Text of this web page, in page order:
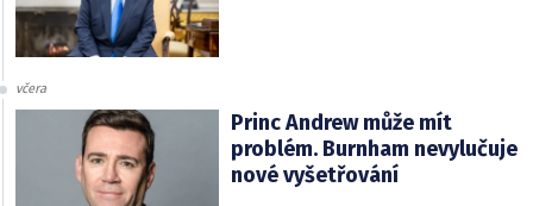
včera
Princ Andrew může mít
problém. Burnham nevylučuje
nové vyšetřování